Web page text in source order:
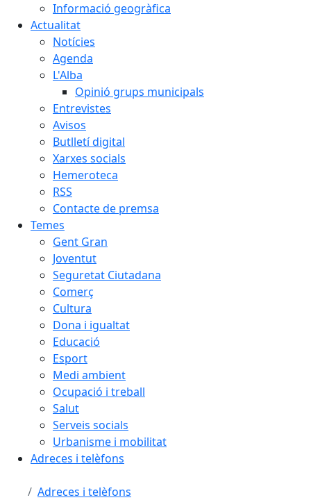
Informació geogràfica
Actualitat
Notícies
Agenda
L'Alba
Opinió grups municipals
Entrevistes
Avisos
Butlletí digital
Xarxes socials
Hemeroteca
RSS
Contacte de premsa
Temes
Gent Gran
Joventut
Seguretat Ciutadana
Comerç
Cultura
Dona i igualtat
Educació
Esport
Medi ambient
Ocupació i treball
Salut
Serveis socials
Urbanisme i mobilitat
Adreces i telèfons
Adreces i telèfons